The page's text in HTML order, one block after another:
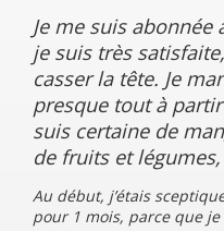
Je me suis
je suis très
casser la tête. Je
presque tout à
suis certaine de
de fruits et
Au début, j’étais
pour 1 mois, parce que